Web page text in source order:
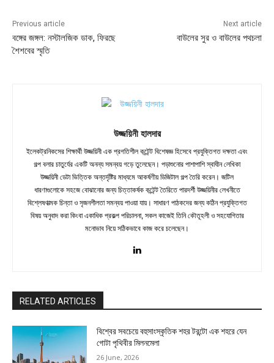
Previous article
বঙ্গের জঙ্গল: নস্টালজিক ডাক, ফিরছে
শৈশবের স্মৃতি
Next article
বাউলের সুর ও বাউলের পথচলা
উজ্জয়িনী হালদার
ইলেকট্রনিকসের শিক্ষার্থী উজ্জয়িনী এক প্রগতিশীল কন্টেন্ট বিশেষজ্ঞ হিসেবে প্রযুক্তিগত দক্ষতা এবং
গল্প বলার চাতুর্যের একটি অনন্য সমন্বয় গড়ে তুলেছেন। পড়াশুনোর পাশাপাশি স্বাধীন লেখিকা
উজ্জয়িনী ডেটা ভিত্তিক অন্তর্দৃষ্টির মাধ্যমে আকর্ষণীয় ডিজিটাল গল্প তৈরি করেন। জটিল
ধারণাগুলোকে সহজে বোঝানোর জন্য চিত্তাকর্ষক কন্টেন্ট তৈরিতে পারদর্শী উজ্জয়িনীর লেখনীতে
বিশ্লেষণাত্মক চিন্তা ও সৃজনশীলতা সমন্বয় পাওয়া যায়। সাধারণ পাঠকদের জন্য কঠিন প্রযুক্তিগত
বিষয় অনুবাদ করা কিংবা একাধিক প্রকল্প পরিচালনা, সকল কাজেই তিনি কৌতূহলী ও সহযোগিতার
মনোভাব নিয়ে সঠিকভাবে কাজ করে চলেছেন।
RELATED ARTICLES
বিশ্বের সবচেয়ে বহুসাংস্কৃতিক শহর টরন্টো এক শহরে যেন
গোটা পৃথিবীর মিলনমেলা
26 June, 2026